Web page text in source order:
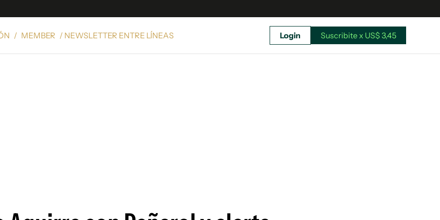
/ MEMBER / NEWSLETTER ENTRE LÍNEAS Login Suscribite x US$ 3,45